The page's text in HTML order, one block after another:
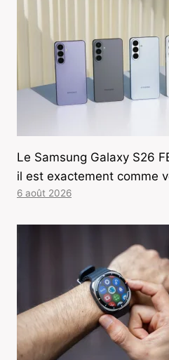
Le Samsung Galaxy S26
il est exactement comme
6 août 2026